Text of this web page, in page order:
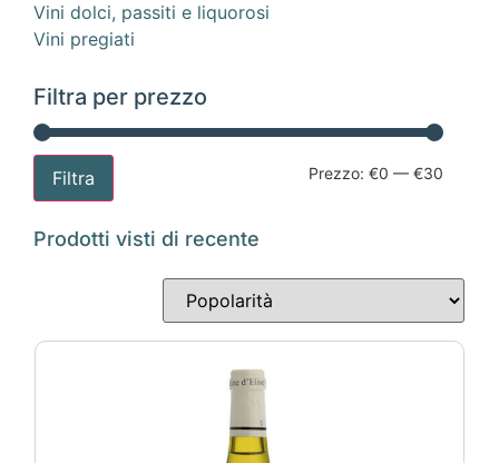
Vini dolci, passiti e liquorosi
Vini pregiati
Filtra per prezzo
Filtra Prezzo: €0 — €30
Prodotti visti di recente